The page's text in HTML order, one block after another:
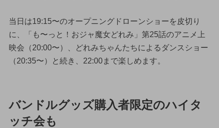
当日は19:15〜のオープニングドローンショーを皮切り
に、「も〜っと！おジャ魔女どれみ」第25話のアニメ上
映会（20:00〜）、どれみちゃんたちによるダンスショー
（20:35〜）と続き、22:00まで楽しめます。
バンドルグッズ購入者限定のハイタ
ッチ会も